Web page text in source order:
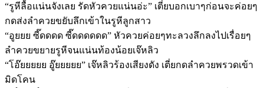
“รูหีลื้อแน่นจังเลย รัดหัวควยแน่นอ่ะ” เตี่ยบอกเบาๆก่อนจะค่อยๆ
กดส่งลำควยขยับลึกเข้าในรูหีลูกสาว
“อูยยย ซี๊ดดดด ซี๊ดดดดดด” หัวควยค่อยๆทะลวงลึกลงไปเรื่อยๆ
ลำควยขยายรูหีจนแน่นท้องน้อยเจ๊หลิว
“โอ๊ยยยยย อู๊ยยยยย” เจ๊หลิวร้องเสียงดัง เตี่ยกดลำควยพรวดเข้า
มิดโคน